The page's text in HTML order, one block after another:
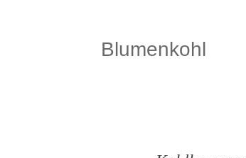
Blumenkohl